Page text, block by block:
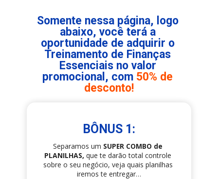
Somente nessa página, logo
abaixo, você terá a
oportunidade de adquirir o
Treinamento de Finanças
Essenciais no valor
promocional, com 50% de
desconto!
BÔNUS 1:
Separamos um SUPER COMBO de
PLANILHAS, que te darão total controle
sobre o seu negócio, veja quais planilhas
iremos te entregar…